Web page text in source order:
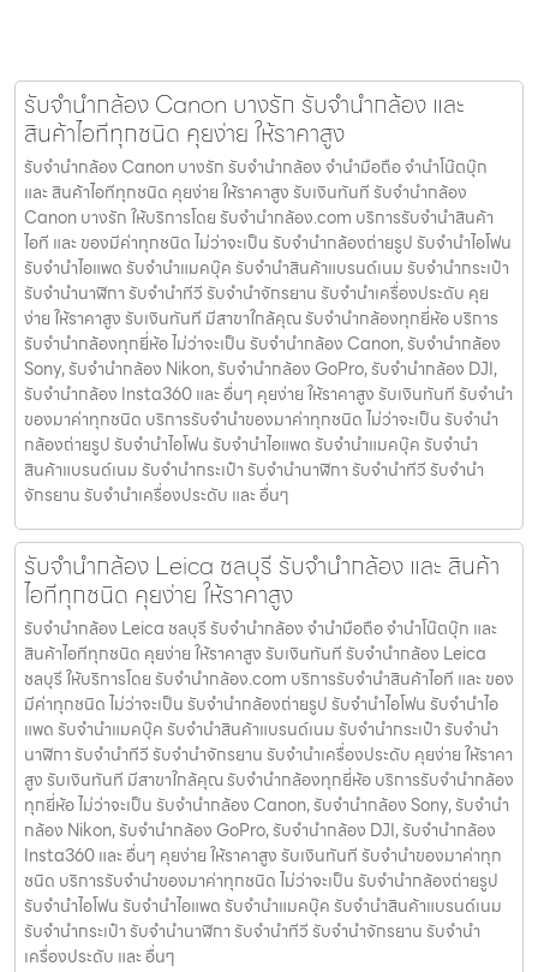
รับจำนำกล้อง Canon บางรัก รับจํานํากล้อง และ
สินค้าไอทีทุกชนิด คุยง่าย ให้ราคาสูง
รับจำนำกล้อง Canon บางรัก รับจํานํากล้อง จำนำมือถือ จำนำโน๊ตบุ๊ก
และ สินค้าไอทีทุกชนิด คุยง่าย ให้ราคาสูง รับเงินทันที รับจำนำกล้อง
Canon บางรัก ให้บริการโดย รับจํานํากล้อง.com บริการรับจํานําสินค้า
ไอที และ ของมีค่าทุกชนิด ไม่ว่าจะเป็น รับจํานํากล้องถ่ายรูป รับจํานําไอโฟน
รับจํานําไอแพด รับจํานําแมคบุ๊ค รับจํานําสินค้าแบรนด์เนม รับจํานํากระเป๋า
รับจํานํานาฬิกา รับจํานําทีวี รับจํานําจักรยาน รับจํานําเครื่องประดับ คุย
ง่าย ให้ราคาสูง รับเงินทันที มีสาขาใกล้คุณ รับจำนำกล้องทุกยี่ห้อ บริการ
รับจำนำกล้องทุกยี่ห้อ ไม่ว่าจะเป็น รับจำนำกล้อง Canon, รับจำนำกล้อง
Sony, รับจำนำกล้อง Nikon, รับจำนำกล้อง GoPro, รับจำนำกล้อง DJI,
รับจำนำกล้อง Insta360 และ อื่นๆ คุยง่าย ให้ราคาสูง รับเงินทันที รับจำนำ
ของมาค่าทุกชนิด บริการรับจำนำของมาค่าทุกชนิด ไม่ว่าจะเป็น รับจํานํา
กล้องถ่ายรูป รับจํานําไอโฟน รับจํานําไอแพด รับจํานําแมคบุ๊ค รับจํานํา
สินค้าแบรนด์เนม รับจํานํากระเป๋า รับจํานํานาฬิกา รับจํานําทีวี รับจํานํา
จักรยาน รับจํานําเครื่องประดับ และ อื่นๆ
รับจำนำกล้อง Leica ชลบุรี รับจํานํากล้อง และ สินค้า
ไอทีทุกชนิด คุยง่าย ให้ราคาสูง
รับจำนำกล้อง Leica ชลบุรี รับจํานํากล้อง จำนำมือถือ จำนำโน๊ตบุ๊ก และ
สินค้าไอทีทุกชนิด คุยง่าย ให้ราคาสูง รับเงินทันที รับจำนำกล้อง Leica
ชลบุรี ให้บริการโดย รับจํานํากล้อง.com บริการรับจํานําสินค้าไอที และ ของ
มีค่าทุกชนิด ไม่ว่าจะเป็น รับจํานํากล้องถ่ายรูป รับจํานําไอโฟน รับจํานําไอ
แพด รับจํานําแมคบุ๊ค รับจํานําสินค้าแบรนด์เนม รับจํานํากระเป๋า รับจํานํา
นาฬิกา รับจํานําทีวี รับจํานําจักรยาน รับจํานําเครื่องประดับ คุยง่าย ให้ราคา
สูง รับเงินทันที มีสาขาใกล้คุณ รับจำนำกล้องทุกยี่ห้อ บริการรับจำนำกล้อง
ทุกยี่ห้อ ไม่ว่าจะเป็น รับจำนำกล้อง Canon, รับจำนำกล้อง Sony, รับจำนำ
กล้อง Nikon, รับจำนำกล้อง GoPro, รับจำนำกล้อง DJI, รับจำนำกล้อง
Insta360 และ อื่นๆ คุยง่าย ให้ราคาสูง รับเงินทันที รับจำนำของมาค่าทุก
ชนิด บริการรับจำนำของมาค่าทุกชนิด ไม่ว่าจะเป็น รับจํานํากล้องถ่ายรูป
รับจํานําไอโฟน รับจํานําไอแพด รับจํานําแมคบุ๊ค รับจํานําสินค้าแบรนด์เนม
รับจํานํากระเป๋า รับจํานํานาฬิกา รับจํานําทีวี รับจํานําจักรยาน รับจํานํา
เครื่องประดับ และ อื่นๆ